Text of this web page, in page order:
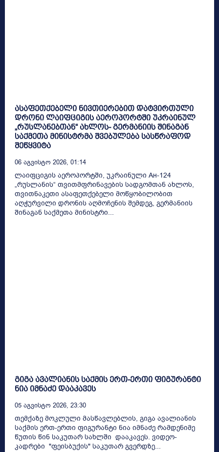
ასაფეთქებელი ნივთიერებით დატვირთული
დრონი ლაიფციგის აეროპორტში უკრაინულ
„რუსლანებთან“ ახლოს- გერმანიის შინაგან
საქმეთა მინისტრმა შვებულება სასწრაფოდ
შეწყვიტა
06 Აგვისტო 2026, 01:14
ლაიფციგის აეროპორტში, უკრაინული Ан-124
„რუსლანის“ თვითმფრინავების სადგომთან ახლოს,
თვითნაკეთი ასაფეთქებელი მოწყობილობით
აღჭურვილი დრონის აღმოჩენის შემდეგ, გერმანიის
შინაგან საქმეთა მინისტრი...
გიგა ავალიანის საქმის ერთ-ერთი ფიგურანტი
ნია იმნაძე დააკავეს
05 Აგვისტო 2026, 23:30
თემქაზე მოკლული მასწავლებლის, გიგა ავალიანის
საქმის ერთ-ერთი ფიგურანტი ნია იმნაძე რამდენიმე
წუთის წინ საკუთარ სახლში დააკავეს. ვიდეო-
კადრები "ფეისბუქის" საკუთარ გვერდზე...